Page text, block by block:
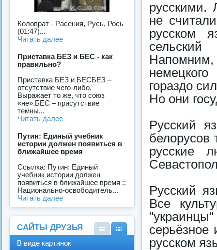
русскими.
не
русском
гораздо
Но они
Русский
белорусов
русские
Русский
Все
серьёзное
русском
Коловрат - Расения, Русь, Рось
(01:47)...
Читать далее
Приставка БЕЗ и БЕС - как
правильно?
Приставка БЕЗ и БЕСБЕЗ –
отсутствие чего-либо.
Выражает то же, что союз
«не».БЕС – присутствие
темны...
Читать далее
Путин: Единый учебник
истории должен появиться в
ближайшее время
Ссылка: Путин: Единый
учебник истории должен
появиться в ближайшее время ::
Национально-освободитель...
Читать далее
САЙТЫ ДРУЗЬЯ
В виде картинок